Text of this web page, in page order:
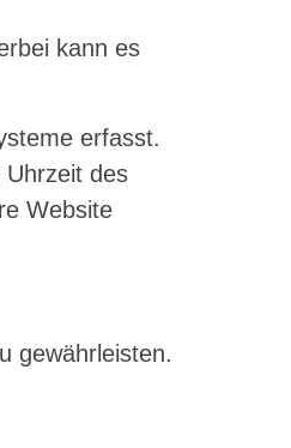
kann es
erfasst.
des
Website
gewährleisten.